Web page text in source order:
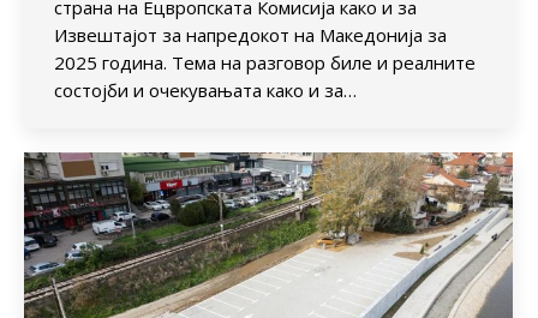
страна на Ецвропската Комисија како и за
Извештајот за напредокот на Македонија за
2025 година. Тема на разговор биле и реалните
состојби и очекувањата како и за…